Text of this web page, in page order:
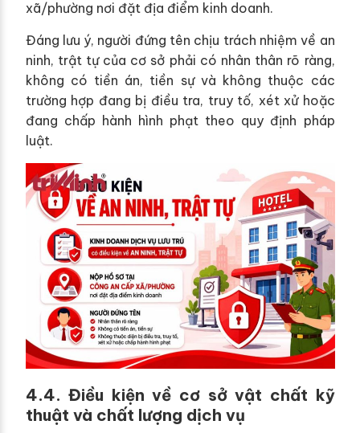
xã/phường nơi đặt địa điểm kinh doanh.
Đáng lưu ý, người đứng tên chịu trách nhiệm về an
ninh, trật tự của cơ sở phải có nhân thân rõ ràng,
không có tiền án, tiền sự và không thuộc các
trường hợp đang bị điều tra, truy tố, xét xử hoặc
đang chấp hành hình phạt theo quy định pháp
luật.
4.4. Điều kiện về cơ sở vật chất kỹ
thuật và chất lượng dịch vụ